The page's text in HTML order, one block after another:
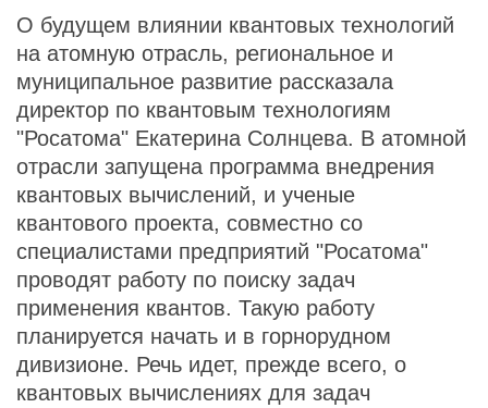
О будущем влиянии квантовых технологий
на атомную отрасль, региональное и
муниципальное развитие рассказала
директор по квантовым технологиям
"Росатома" Екатерина Солнцева. В атомной
отрасли запущена программа внедрения
квантовых вычислений, и ученые
квантового проекта, совместно со
специалистами предприятий "Росатома"
проводят работу по поиску задач
применения квантов. Такую работу
планируется начать и в горнорудном
дивизионе. Речь идет, прежде всего, о
квантовых вычислениях для задач